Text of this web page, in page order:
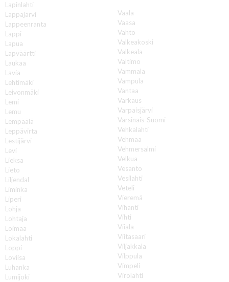
Lapinlahti
Lappajärvi
Lappeenranta
Lappi
Lapua
Lapväärtti
Laukaa
Lavia
Lehtimäki
Leivonmäki
Lemi
Lemu
Lempäälä
Leppävirta
Lestijärvi
Levi
Lieksa
Lieto
Liljendal
Liminka
Liperi
Lohja
Lohtaja
Loimaa
Lokalahti
Loppi
Loviisa
Luhanka
Lumijoki
Vaala
Vaasa
Vahto
Valkeakoski
Valkeala
Valtimo
Vammala
Vampula
Vantaa
Varkaus
Varpaisjärvi
Varsinais-Suomi
Vehkalahti
Vehmaa
Vehmersalmi
Velkua
Vesanto
Vesilahti
Veteli
Vieremä
Vihanti
Vihti
Viiala
Viitasaari
Viljakkala
Vilppula
Vimpeli
Virolahti